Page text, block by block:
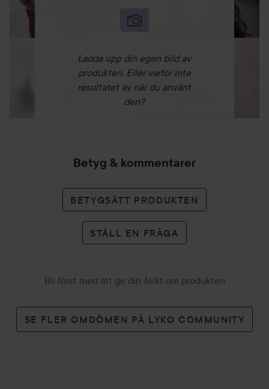
Ladda upp din egen bild av
produkten. Eller varför inte
resultatet av när du använt
den?
Betyg & kommentarer
BETYGSÄTT PRODUKTEN
STÄLL EN FRÅGA
Bli först med att ge din åsikt om produkten
SE FLER OMDÖMEN PÅ LYKO COMMUNITY